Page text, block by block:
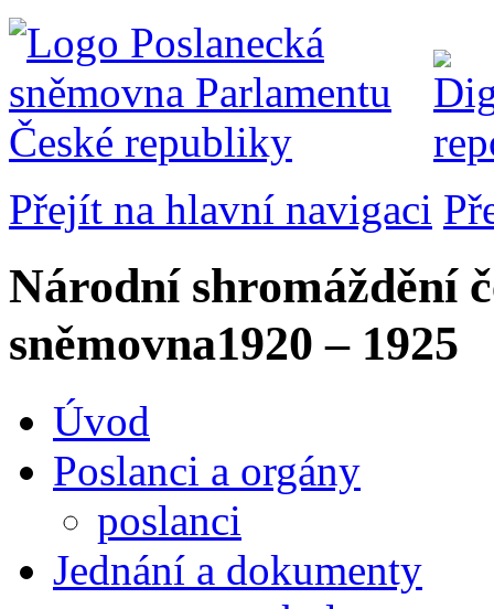
Přejít na hlavní navigaci
Národní shromáždění
sněmovna1920 – 1925
Úvod
Poslanci a orgány
poslanci
Jednání a dokumenty